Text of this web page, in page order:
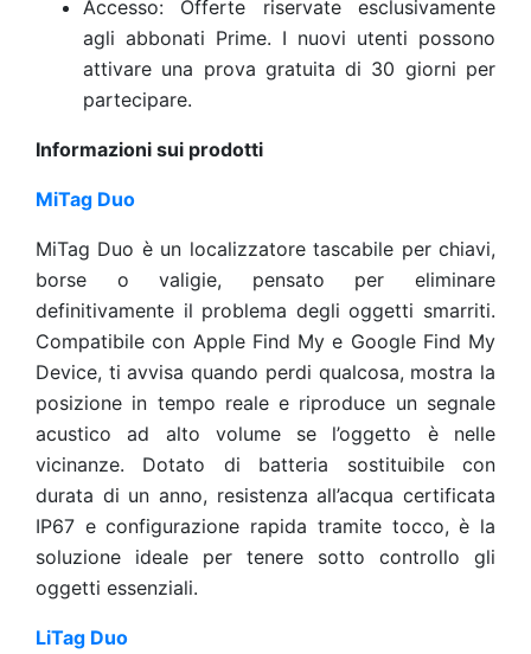
Accesso: Offerte riservate esclusivamente
agli abbonati Prime. I nuovi utenti possono
attivare una prova gratuita di 30 giorni per
partecipare.
Informazioni sui prodotti
MiTag Duo
MiTag Duo è un localizzatore tascabile per chiavi,
borse o valigie, pensato per eliminare
definitivamente il problema degli oggetti smarriti.
Compatibile con Apple Find My e Google Find My
Device, ti avvisa quando perdi qualcosa, mostra la
posizione in tempo reale e riproduce un segnale
acustico ad alto volume se l’oggetto è nelle
vicinanze. Dotato di batteria sostituibile con
durata di un anno, resistenza all’acqua certificata
IP67 e configurazione rapida tramite tocco, è la
soluzione ideale per tenere sotto controllo gli
oggetti essenziali.
LiTag Duo